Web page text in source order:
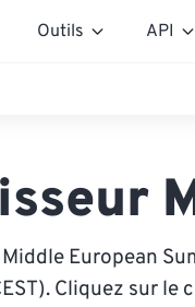
Outils API
European
Cliquez sur